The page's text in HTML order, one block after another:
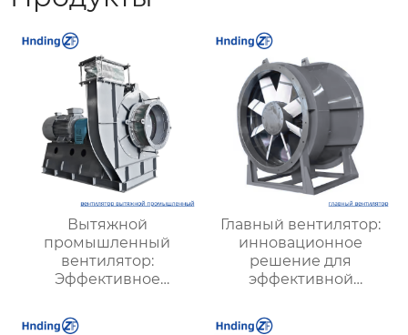
Вытяжной
промышленный
вентилятор:
Эффективное
надежной вентиляции
Главный вентилятор:
инновационное
решение для
эффективной
оптимизации работы